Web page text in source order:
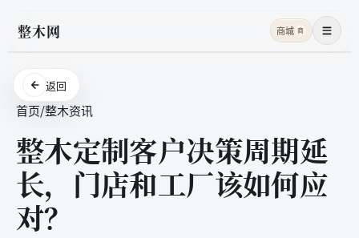
整木网 商城 商 菜单
返回
首页/整木资讯
整木定制客户决策周期延
长，门店和工厂该如何应
对？